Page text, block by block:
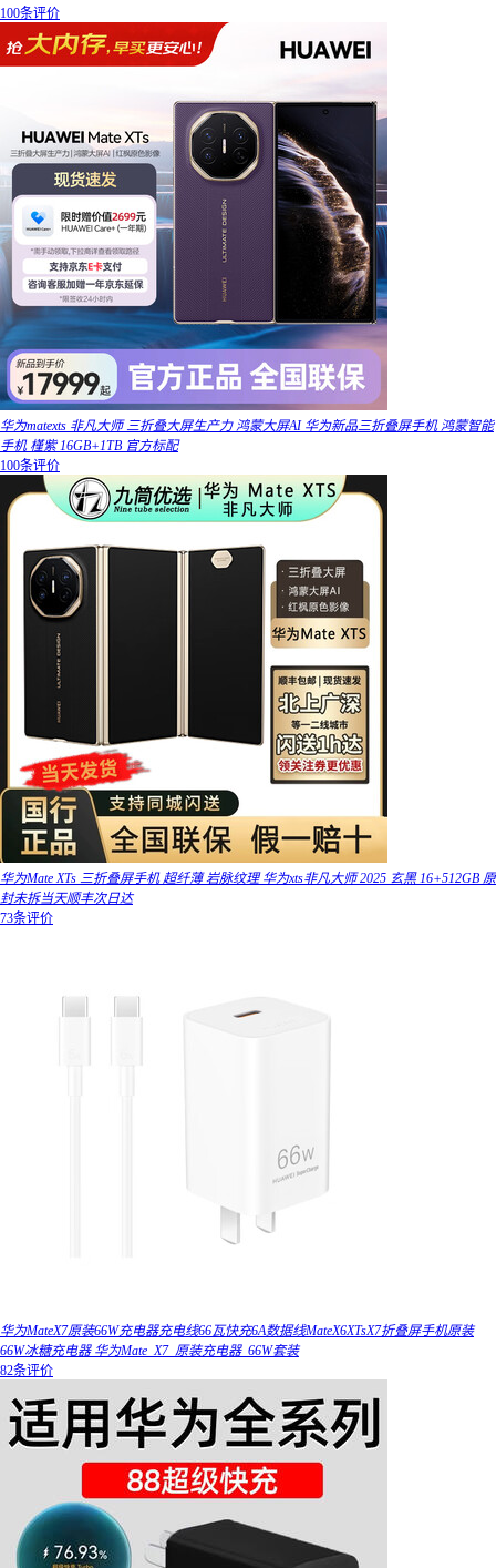
100条评价
华为matexts 非凡大师 三折叠大屏生产力 鸿蒙大屏AI 华为新品三折叠屏手机 鸿蒙智能
手机 槿紫 16GB+1TB 官方标配
100条评价
华为Mate XTs 三折叠屏手机 超纤薄 岩脉纹理 华为xts非凡大师 2025 玄黑 16+512GB 原
封未拆当天顺丰次日达
73条评价
华为MateX7原装66W充电器充电线66瓦快充6A数据线MateX6XTsX7折叠屏手机原装
66W冰糖充电器 华为Mate_X7_原装充电器_66W套装
82条评价